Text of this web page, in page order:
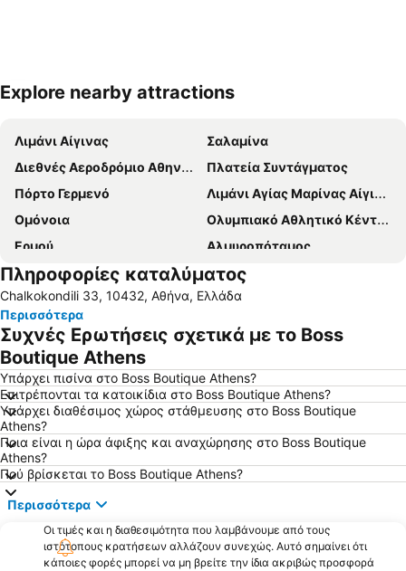
Ανάπτυξη χάρτη
Explore nearby attractions
Λιμάνι Αίγινας
Σαλαμίνα
Διεθνές Αεροδρόμιο Αθηνών Ελευθέριος Βενιζέλος
Πλατεία Συντάγματος
Πόρτο Γερμενό
Λιμάνι Αγίας Μαρίνας Αίγινας
Ομόνοια
Ολυμπιακό Αθλητικό Κέντρο Αθηνών 'Σπύρος Λούης'
Ερμού
Αλμυροπόταμος
Νέα Σμύρνη
Αλεποχώρι
Μοναστηράκι
Παιανία
Σιδηροδρομικός Σταθμός Αθήνας - Σταθμός Λαρίσης
Πεύκη
Λευκαντί
Παραλία Ωρωπού
Μαύρο Λιθάρι
Παραλία Νέων Στύρων
Λιμάνι Ραφήνας
Βριλήσσια
Κολωνάκι
Νέο Ηράκλειο Αττικής
Καλλιθέα
Λιμάνι Λαυρίου
Λαγονήσι
Ψυρρή
Το μετρό της Αθήνας
Κινέττα
Πληροφορίες καταλύματος
Chalkokondili 33, 10432, Αθήνα, Ελλάδα
Περισσότερα
Συχνές Ερωτήσεις σχετικά με το Boss
Boutique Athens
Υπάρχει πισίνα στο Boss Boutique Athens?
Επιτρέπονται τα κατοικίδια στο Boss Boutique Athens?
Υπάρχει διαθέσιμος χώρος στάθμευσης στο Boss Boutique
Athens?
Ποια είναι η ώρα άφιξης και αναχώρησης στο Boss Boutique
Athens?
Πού βρίσκεται το Boss Boutique Athens?
Περισσότερα
Οι τιμές και η διαθεσιμότητα που λαμβάνουμε από τους
ιστότοπους κρατήσεων αλλάζουν συνεχώς. Αυτό σημαίνει ότι
κάποιες φορές μπορεί να μη βρείτε την ίδια ακριβώς προσφορά